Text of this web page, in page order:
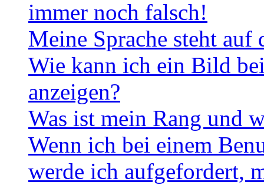
immer noch falsch!
Meine Sprache steht
Wie kann ich ein Bild
anzeigen?
Was ist mein Rang und
Wenn ich bei einem
werde ich aufgefordert,